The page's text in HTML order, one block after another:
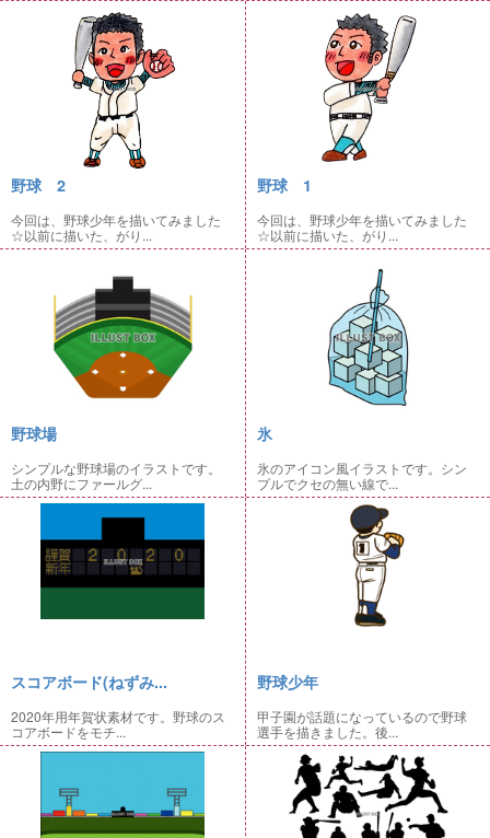
野球 2
今回は、野球少年を描いてみました
☆以前に描いた、がり...
野球 1
今回は、野球少年を描いてみました
☆以前に描いた、がり...
野球場
シンプルな野球場のイラストです。
土の内野にファールグ...
氷
氷のアイコン風イラストです。シン
プルでクセの無い線で...
スコアボード(ねずみ...
2020年用年賀状素材です。野球のス
コアボードをモチ...
野球少年
甲子園が話題になっているので野球
選手を描きました。後...